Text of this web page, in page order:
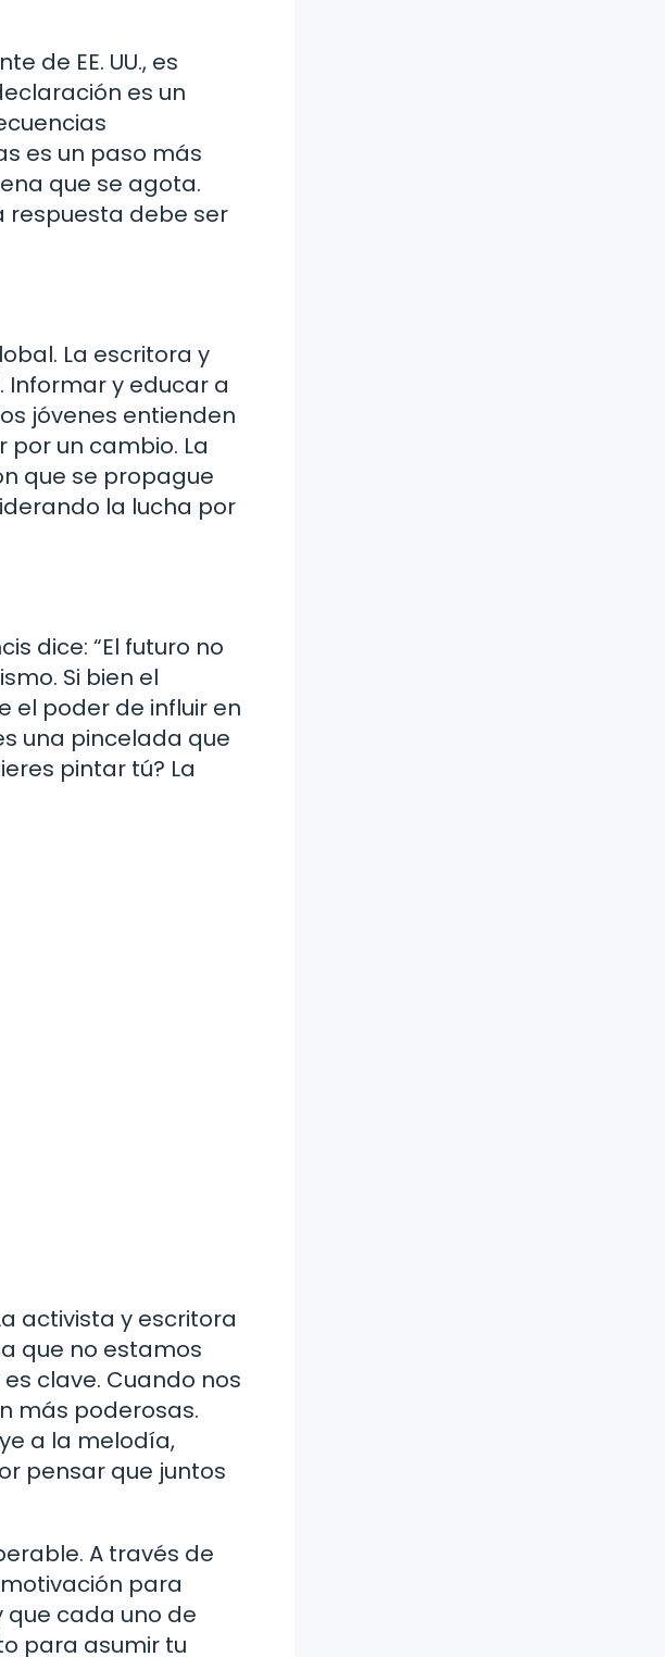
de EE. UU., es
es un
es un paso más
que se agota.
respuesta debe ser
La escritora y
Informar y educar a
jóvenes entienden
un cambio. La
que se propague
la lucha por
dice: “El futuro no
Si bien el
el poder de influir en
una pincelada que
pintar tú? La
activista y escritora
que no estamos
clave. Cuando nos
más poderosas.
a la melodía,
pensar que juntos
A través de
para
que cada uno de
para asumir tu